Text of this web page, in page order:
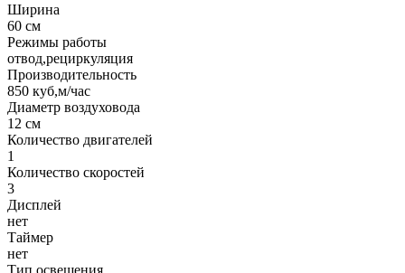
Ширина
60 см
Режимы работы
отвод,рециркуляция
Производительность
850 куб,м/час
Диаметр воздуховода
12 см
Количество двигателей
1
Количество скоростей
3
Дисплей
нет
Таймер
нет
Тип освещения